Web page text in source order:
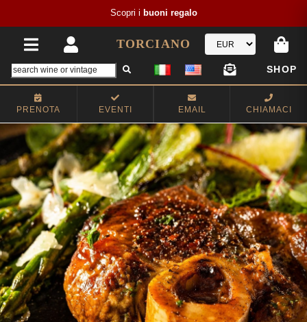
Scopri i buoni regalo
TORCIANO
SHOP
PRENOTA EVENTI EMAIL CHIAMACI